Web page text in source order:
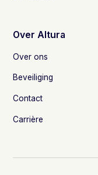
Over Altura
Over ons
Beveiliging
Contact
Carrière